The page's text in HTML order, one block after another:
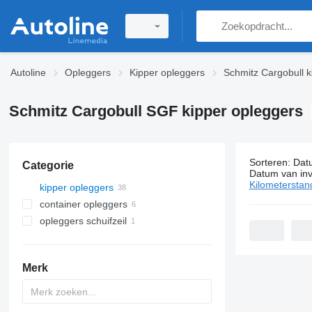
Autoline Opleggers Kipper opleggers Schmitz Cargobull
Schmitz Cargobull SGF kipper opleggers
Categorie
kipper opleggers
container opleggers
opleggers schuifzeil
Merk
38
Sorteren:
Datum van